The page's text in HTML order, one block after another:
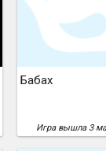
Бабах
Игра вышла 3